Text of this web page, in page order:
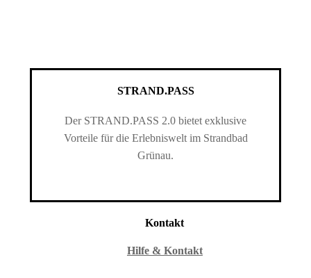
STRAND.PASS
Der STRAND.PASS 2.0 bietet exklusive
Vorteile für die Erlebniswelt im Strandbad
Grünau.
Kontakt
Hilfe & Kontakt